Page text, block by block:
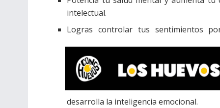
intelectual.
Logras controlar tus sentimientos
desarrolla la inteligencia emocional.